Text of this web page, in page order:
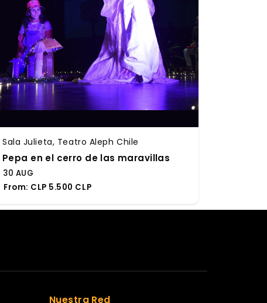
Sala Julieta, Teatro Aleph Chile
Pepa en el cerro de las maravillas
30 AUG
From: CLP 5.500 CLP
Nuestra Red